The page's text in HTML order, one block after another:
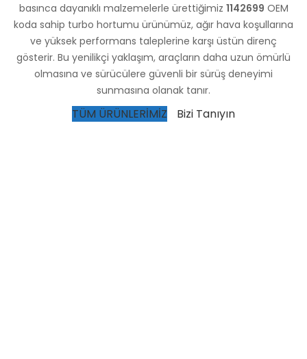
basınca dayanıklı malzemelerle ürettiğimiz 1142699 OEM
koda sahip turbo hortumu ürünümüz, ağır hava koşullarına
ve yüksek performans taleplerine karşı üstün direnç
gösterir. Bu yenilikçi yaklaşım, araçların daha uzun ömürlü
olmasına ve sürücülere güvenli bir sürüş deneyimi
sunmasına olanak tanır.
TÜM ÜRÜNLERİMİZ Bizi Tanıyın